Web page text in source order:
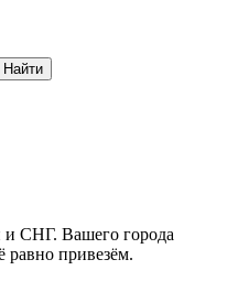
и СНГ. Вашего города
равно привезём.